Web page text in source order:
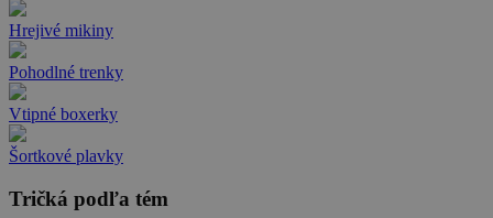
Hrejivé mikiny
Pohodlné trenky
Vtipné boxerky
Šortkové plavky
Tričká podľa tém